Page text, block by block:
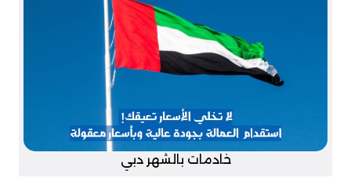
خادمات بالشهر دبي